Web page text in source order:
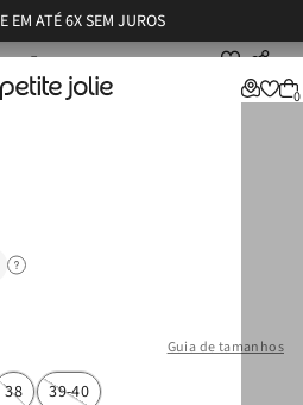
EM ATÉ 6X SEM JUROS
0
Tamanco Petite Jolie Squad Translúcido/Areia PJ7710
Translúcido/Areia
Guia de tamanhos
38 39-40